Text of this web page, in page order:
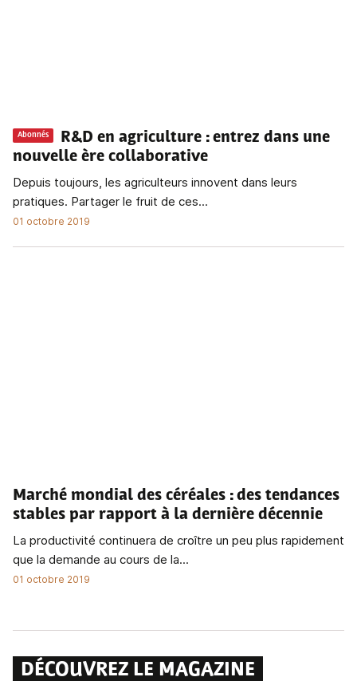
Abonnés R&D en agriculture : entrez dans une
nouvelle ère collaborative
Depuis toujours, les agriculteurs innovent dans leurs
pratiques. Partager le fruit de ces...
01 octobre 2019
Marché mondial des céréales : des tendances
stables par rapport à la dernière décennie
La productivité continuera de croître un peu plus rapidement
que la demande au cours de la...
01 octobre 2019
DÉCOUVREZ LE MAGAZINE